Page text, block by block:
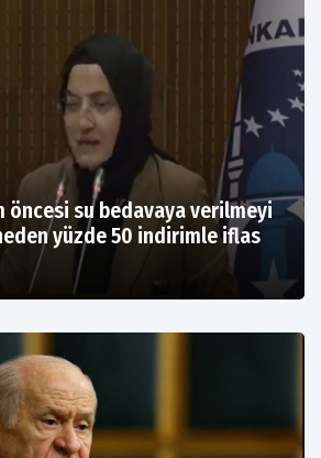
öncesi su bedavaya verilmeyi
yüzde 50 indirimle iflas